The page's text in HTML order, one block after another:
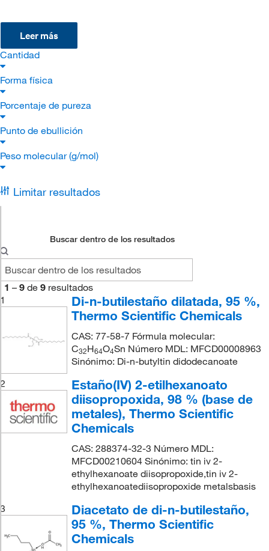
Leer más
Cantidad
Forma física
Porcentaje de pureza
Punto de ebullición
Peso molecular (g/mol)
Limitar resultados
Buscar dentro de los resultados
1 – 9 de 9 resultados
1
Di-n-butilestaño dilatada, 95 %,
Thermo Scientific Chemicals
CAS: 77-58-7 Fórmula molecular:
C32H64O4Sn Número MDL: MFCD00008963
Sinónimo: Di-n-butyltin didodecanoate
2
Estaño(IV) 2-etilhexanoato
diisopropoxida, 98 % (base de
metales), Thermo Scientific
Chemicals
CAS: 288374-32-3 Número MDL:
MFCD00210604 Sinónimo: tin iv 2-
ethylhexanoate diisopropoxide,tin iv 2-
ethylhexanoatediisopropoxide metalsbasis
3
Diacetato de di-n-butilestaño,
95 %, Thermo Scientific
Chemicals